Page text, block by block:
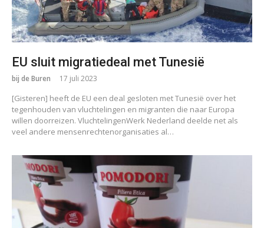
EU sluit migratiedeal met Tunesië
bij de Buren 17 juli 2023
[Gisteren] heeft de EU een deal gesloten met Tunesië over het
tegenhouden van vluchtelingen en migranten die naar Europa
willen doorreizen. VluchtelingenWerk Nederland deelde net als
veel andere mensenrechtenorganisaties al…